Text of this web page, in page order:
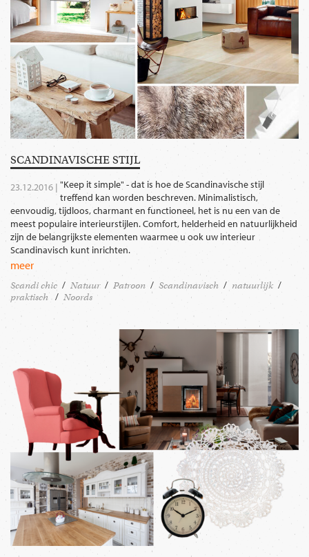
SCANDINAVISCHE STIJL
23.12.2016 | "Keep it simple" - dat is hoe de Scandinavische stijl
treffend kan worden beschreven. Minimalistisch,
eenvoudig, tijdloos, charmant en functioneel, het is nu een van de
meest populaire interieurstijlen. Comfort, helderheid en natuurlijkheid
zijn de belangrijkste elementen waarmee u ook uw interieur
Scandinavisch kunt inrichten.
meer
Scandi chic Natuur Patroon Scandinavisch
natuurlijk
praktisch
Noords